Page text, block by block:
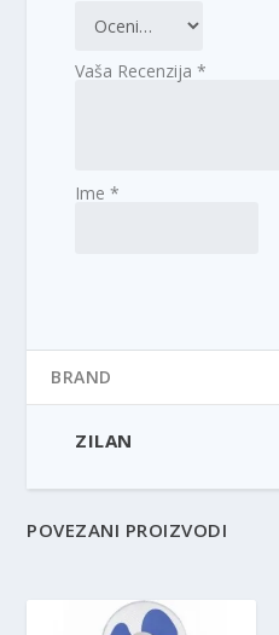
Vaša Recenzija*
Ime*
BRAND
ZILAN
POVEZANI PROIZVODI